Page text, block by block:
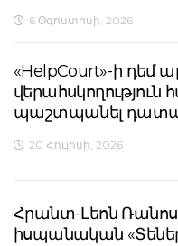
6 Օգոստոսի, 2026
«HelpCourt»-ի դեմ
վերահսկողություն
պաշտպանել
20 Հուլիսի, 2026
Հրանտ-Լեոն
իսպանական